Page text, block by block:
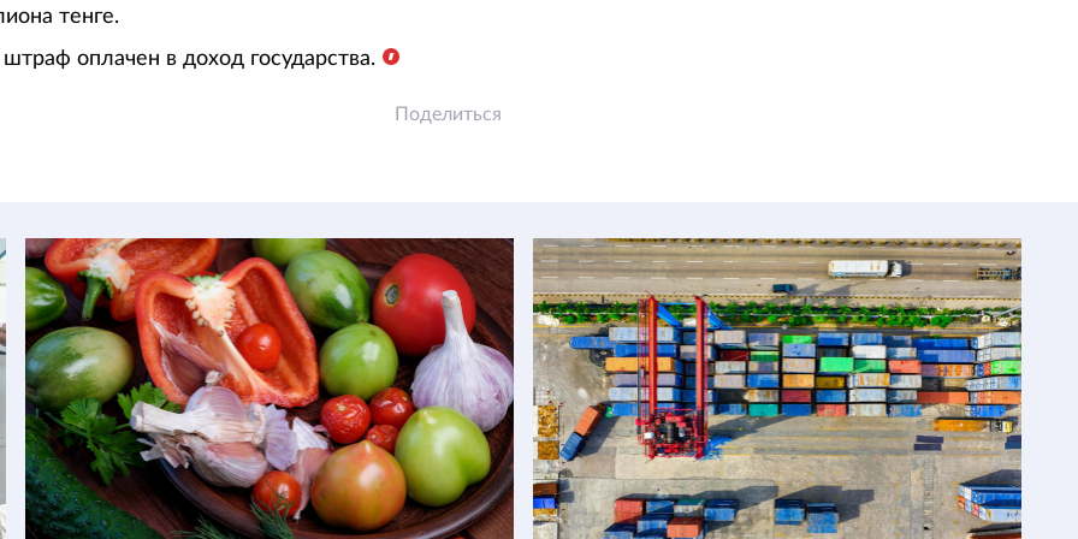
тенге.
оплачен в доход государства.
Поделиться